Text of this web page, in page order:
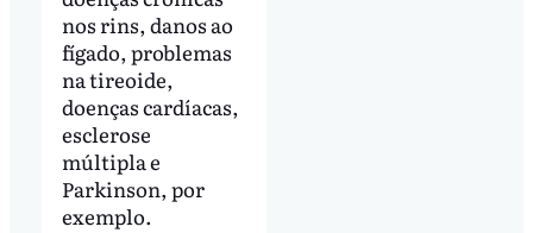
nos rins, danos ao
fígado, problemas
na tireoide,
doenças cardíacas,
esclerose
múltipla e
Parkinson, por
exemplo.